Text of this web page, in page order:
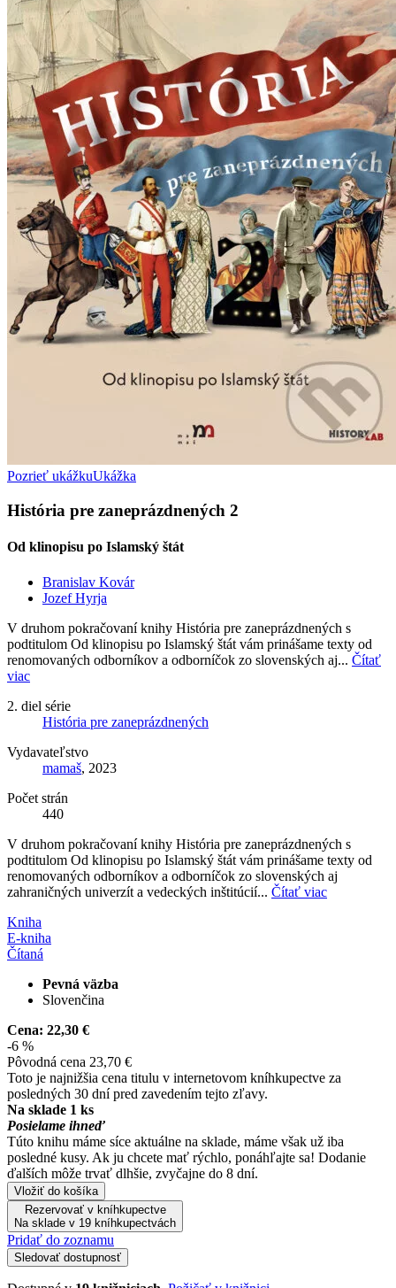
Pozrieť ukážkuUkážka
História pre zaneprázdnených 2
Od klinopisu po Islamský štát
Branislav Kovár
Jozef Hyrja
V druhom pokračovaní knihy História pre zaneprázdnených s
podtitulom Od klinopisu po Islamský štát vám prinášame texty od
renomovaných odborníkov a odborníčok zo slovenských aj... Čítať
viac
2. diel série
História pre zaneprázdnených
Vydavateľstvo
mamaš, 2023
Počet strán
440
V druhom pokračovaní knihy História pre zaneprázdnených s
podtitulom Od klinopisu po Islamský štát vám prinášame texty od
renomovaných odborníkov a odborníčok zo slovenských aj
zahraničných univerzít a vedeckých inštitúcií... Čítať viac
Kniha
E-kniha
Čítaná
Pevná väzba
Slovenčina
Cena: 22,30 €
-6 %
Pôvodná cena 23,70 €
Toto je najnižšia cena titulu v internetovom kníhkupectve za
posledných 30 dní pred zavedením tejto zľavy.
Na sklade 1 ks
Posielame ihneď
Túto knihu máme síce aktuálne na sklade, máme však už iba
posledné kusy. Ak ju chcete mať rýchlo, ponáhľajte sa! Dodanie
ďalších môže trvať dlhšie, zvyčajne do 8 dní.
Vložiť do košíka
Rezervovať v kníhkupectve
Na sklade v 19 kníhkupectvách
Pridať do zoznamu
Sledovať dostupnosť